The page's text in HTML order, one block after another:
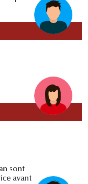
sont
avant